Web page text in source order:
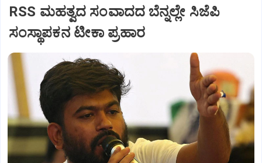
RSS ಮಹತ್ವದ ಸಂವಾದದ ಬೆನ್ನಲ್ಲೇ ಸಿಜೆಪಿ
ಸಂಸ್ಥಾಪಕನ ಟೀಕಾ ಪ್ರಹಾರ